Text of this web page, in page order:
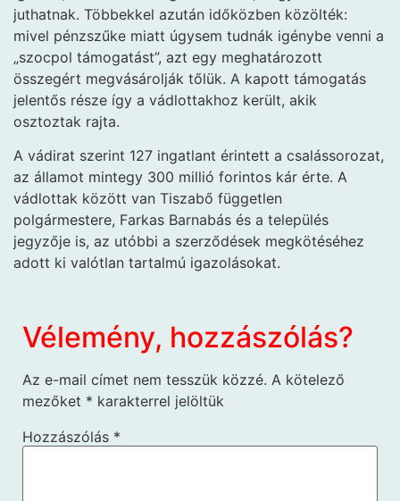
juthatnak. Többekkel azután időközben közölték:
mivel pénzszűke miatt úgysem tudnák igénybe venni a
„szocpol támogatást”, azt egy meghatározott
összegért megvásárolják tőlük. A kapott támogatás
jelentős része így a vádlottakhoz került, akik
osztoztak rajta.
A vádirat szerint 127 ingatlant érintett a csalássorozat,
az államot mintegy 300 millió forintos kár érte. A
vádlottak között van Tiszabő független
polgármestere, Farkas Barnabás és a település
jegyzője is, az utóbbi a szerződések megkötéséhez
adott ki valótlan tartalmú igazolásokat.
Vélemény, hozzászólás?
Az e-mail címet nem tesszük közzé. A kötelező
mezőket * karakterrel jelöltük
Hozzászólás *